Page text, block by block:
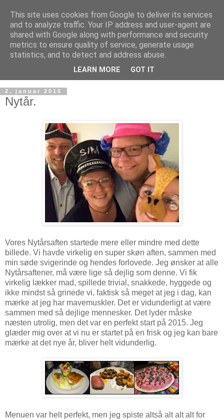
2. januar 2015
Nytår.
Vores Nytårsaften startede mere eller mindre med dette
billede. Vi havde virkelig en super skøn aften, sammen med
min søde svigerinde og hendes forlovede. Jeg ønsker at alle
Nytårsaftener, må være lige så dejlig som denne. Vi fik
virkelig lækker mad, spillede trivial, snakkede, hyggede og
ikke mindst så grinede vi, faktisk så meget at jeg i dag, kan
mærke at jeg har mavemuskler. Det er vidunderligt at være
sammen med så dejlige mennesker. Det lyder måske
næsten utrolig, men det var en perfekt start på 2015. Jeg
glæder mig over at vi nu er startet på en frisk og jeg kan bare
mærke at det nye år, bliver helt vidunderlig.
Menuen var helt perfekt, men jeg spiste altså alt alt alt for
This site uses cookies from Google to deliver its services
and to analyze traffic. Your IP address and user-agent are
shared with Google along with performance and security
metrics to ensure quality of service, generate usage
statistics, and to detect and address abuse.
LEARN MORE GOT IT